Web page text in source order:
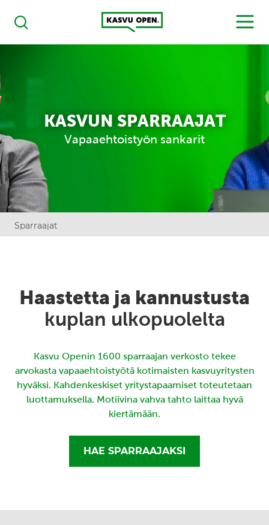
Haku
Kasvu Open
MENU
KASVUN SPARRAAJAT
Vapaaehtoistyön sankarit
Sparraajat
Haastetta ja kannustusta
kuplan ulkopuolelta
Kasvu Openin 1600 sparraajan verkosto tekee
arvokasta vapaaehtoistyötä kotimaisten kasvuyritysten
hyväksi. Kahdenkeskiset yritystapaamiset toteutetaan
luottamuksella. Motiivina vahva tahto laittaa hyvä
kiertämään.
HAE SPARRAAJAKSI